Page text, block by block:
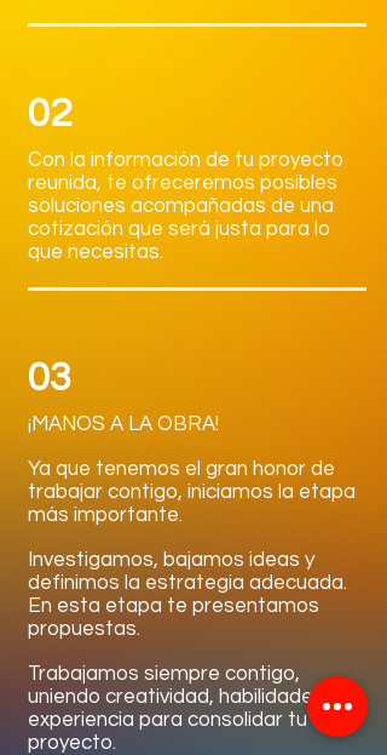
02
Con la información de tu proyecto
reunida, te ofreceremos posibles
soluciones acompañadas de una
cotización que será justa para lo
que necesitas.
03
¡MANOS A LA OBRA!
Ya que tenemos el gran honor de
trabajar contigo, iniciamos la etapa
más importante.
Investigamos, bajamos ideas y
definimos la estrategia adecuada.
En esta etapa te presentamos
propuestas.
Trabajamos siempre contigo,
uniendo creatividad, habilidades y
experiencia para consolidar tu
proyecto.